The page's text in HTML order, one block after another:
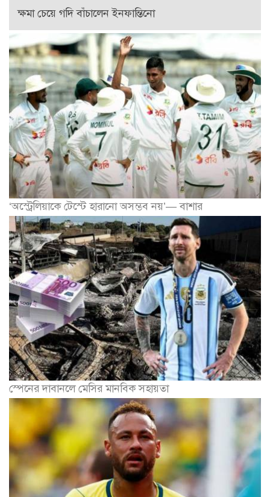
ক্ষমা চেয়ে গদি বাঁচালেন ইনফান্তিনো
‘অস্ট্রেলিয়াকে টেস্টে হারানো অসম্ভব নয়’— বাশার
স্পেনের দাবানলে মেসির মানবিক সহায়তা